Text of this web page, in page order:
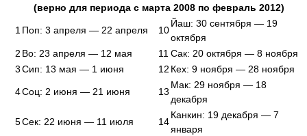
(верно для периода с марта 2008 по февраль 2012)
1Поп: 3 апреля — 22 апреля 10
Йаш: 30 сентября — 19
октября
2 Во: 23 апреля — 12 мая 11Сак: 20 октября — 8 ноября
3Сип: 13 мая — 1 июня 12 Кех: 9 ноября — 28 ноября
4Соц: 2 июня — 21 июня 13
Мак: 29 ноября — 18
декабря
5Сек: 22 июня — 11 июля 14
Канкин: 19 декабря — 7
января